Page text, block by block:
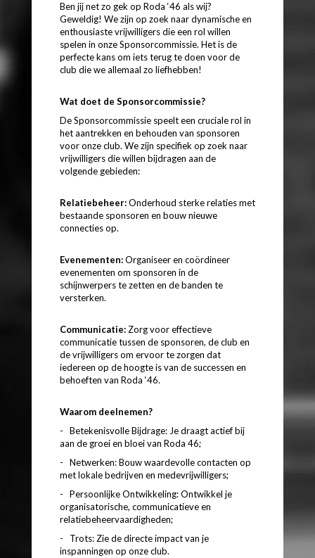
Ben jij net zo gek op Roda ‘46 als wij?
Geweldig! We zijn op zoek naar dynamische en
enthousiaste vrijwilligers die een rol willen
spelen in onze Sponsorcommissie. Het is de
perfecte kans om iets terug te doen voor de
club die we allemaal zo liefhebben!
Wat doet de Sponsorcommissie?
De Sponsorcommissie speelt een cruciale rol in
het aantrekken en behouden van sponsoren
voor onze club. We zijn specifiek op zoek naar
vrijwilligers die willen bijdragen aan de
volgende gebieden:
Relatiebeheer:Onderhoud sterke relaties met
bestaande sponsoren en bouw nieuwe
connecties op.
Evenementen:Organiseer en coördineer
evenementen om sponsoren in de
schijnwerpers te zetten en de banden te
versterken.
Communicatie:Zorg voor effectieve
communicatie tussen de sponsoren, de club en
de vrijwilligers om ervoor te zorgen dat
iedereen op de hoogte is van de successen en
behoeften van Roda ‘46.
Waarom deelnemen?
- Betekenisvolle Bijdrage: Je draagt actief bij
aan de groei en bloei van Roda 46;
- Netwerken: Bouw waardevolle contacten op
met lokale bedrijven en medevrijwilligers;
- Persoonlijke Ontwikkeling: Ontwikkel je
organisatorische, communicatieve en
relatiebeheervaardigheden;
- Trots: Zie de directe impact van je
inspanningen op onze club.